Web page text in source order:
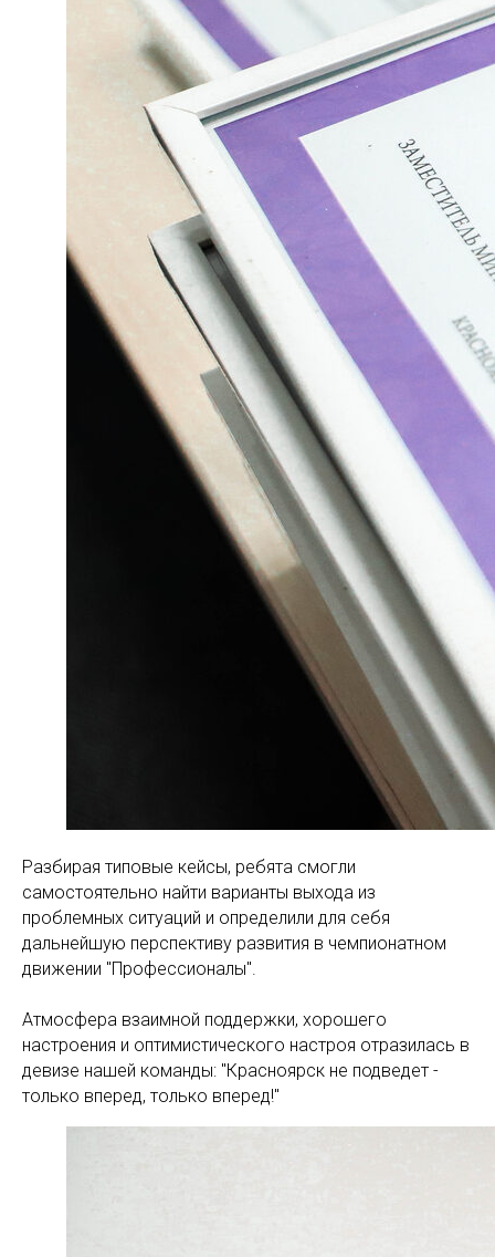
Разбирая типовые кейсы, ребята смогли
самостоятельно найти варианты выхода из
проблемных ситуаций и определили для себя
дальнейшую перспективу развития в чемпионатном
движении "Профессионалы".
Атмосфера взаимной поддержки, хорошего
настроения и оптимистического настроя отразилась в
девизе нашей команды: "Красноярск не подведет -
только вперед, только вперед!"